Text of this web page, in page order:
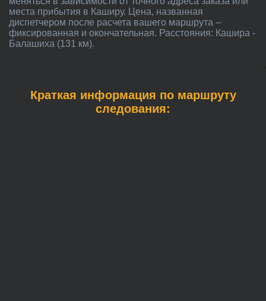
места прибытия в Каширу. Цена, названная
диспетчером после расчета вашего маршрута –
фиксированная и окончательная. Расстояния: Кашира -
Балашиха (131 км).
Краткая информация по маршруту
следования: